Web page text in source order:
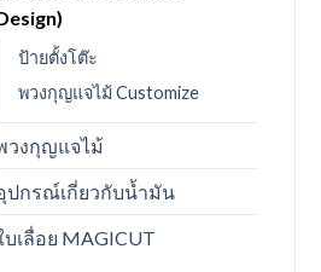
ป้ายตั้งโต๊ะ
พวงกุญแจไม้ Customize
วงกุญแจไม้
ปกรณ์เกี่ยวกับน้ำมัน
บเลื่อย MAGICUT
ป้ายแขวนไม้สน ดีไซน์ได้ด้วยตัวเอง (CUSTOMIZE DESIGN)
ป้ายสี่เหลี่ยมติดผนัง ไม้
สัก(Indoor&Outdoor)